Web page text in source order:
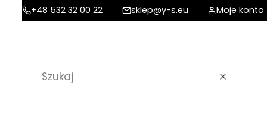
+48 532 32 00 22 sklep@y-s.eu Moje konto
Wyczyść